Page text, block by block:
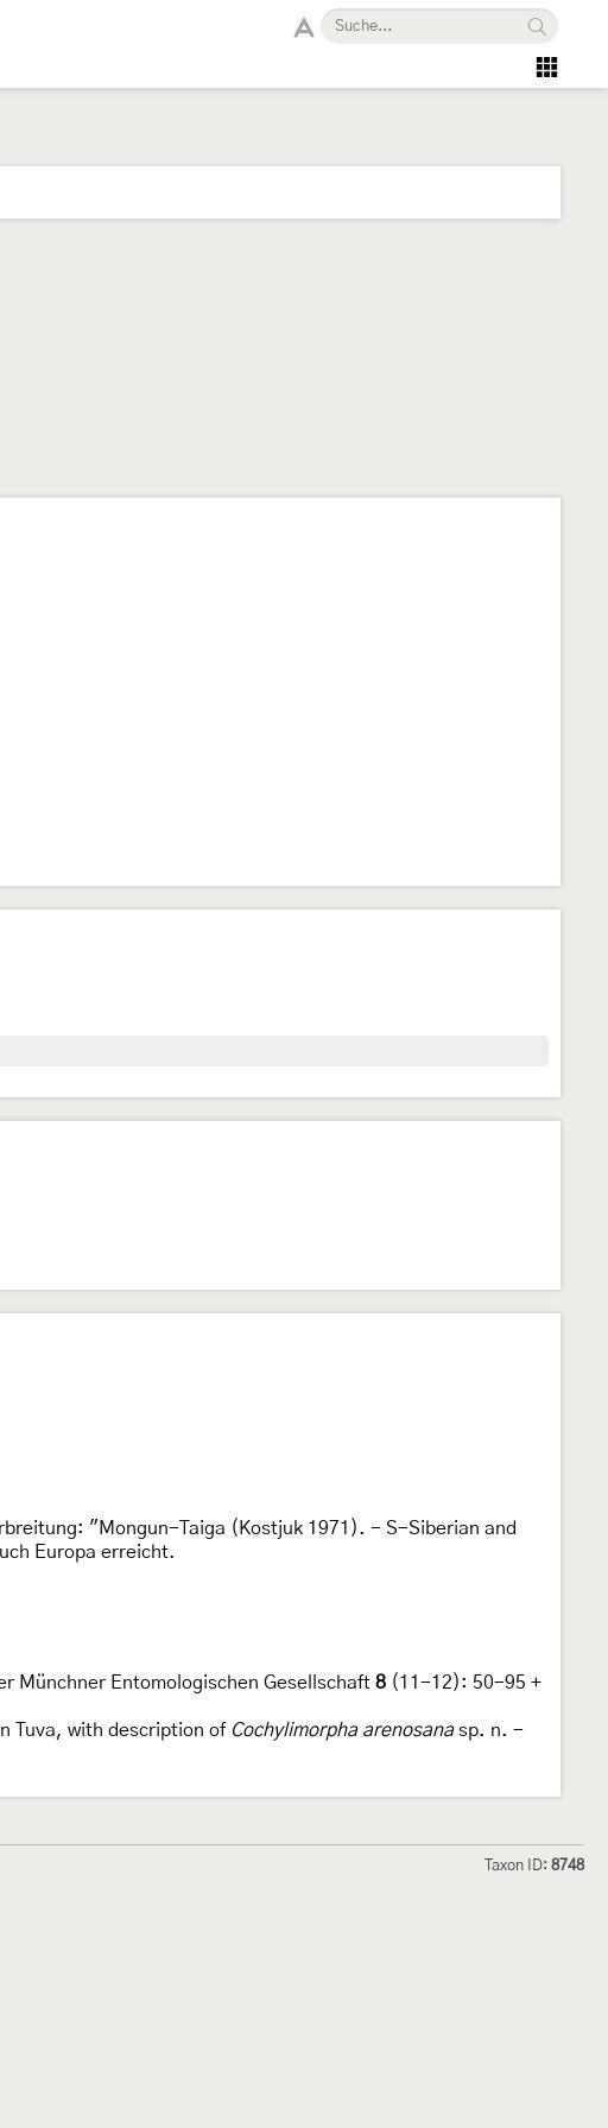
"Mongun-Taiga (Kostjuk 1971). - S-Siberian and
Europa erreicht.
Münchner Entomologischen Gesellschaft 8 (11-12): 50-95 +
Tuva, with description of Cochylimorpha arenosanasp. n. -
Taxon ID: 8748